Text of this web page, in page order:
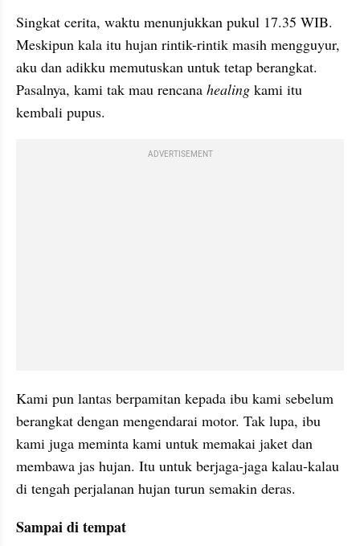
Singkat cerita, waktu menunjukkan pukul 17.35 WIB.
Meskipun kala itu hujan rintik-rintik masih mengguyur,
aku dan adikku memutuskan untuk tetap berangkat.
Pasalnya, kami tak mau rencana healing kami itu
kembali pupus.
ADVERTISEMENT
Kami pun lantas berpamitan kepada ibu kami sebelum
berangkat dengan mengendarai motor. Tak lupa, ibu
kami juga meminta kami untuk memakai jaket dan
membawa jas hujan. Itu untuk berjaga-jaga kalau-kalau
di tengah perjalanan hujan turun semakin deras.
Sampai di tempat